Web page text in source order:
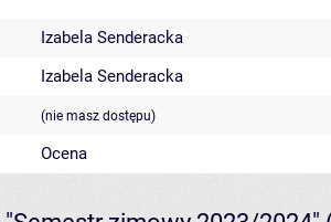
Izabela Senderacka
Izabela Senderacka
(nie masz dostępu)
Ocena